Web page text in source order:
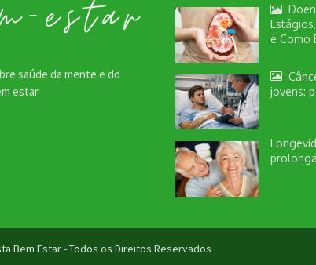
saúde da mente e do
estar
e Como
jovens:
Bem Estar - Todos os Direitos Reservados